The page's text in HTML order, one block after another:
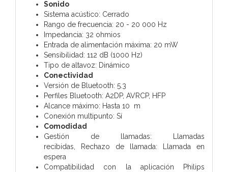
Sonido
Sistema acústico: Cerrado
Rango de frecuencia: 20 - 20 000 Hz
Impedancia: 32 ohmios
Entrada de alimentación máxima: 20 mW
Sensibilidad: 112 dB (1000 Hz)
Tipo de altavoz: Dinámico
Conectividad
Versión de Bluetooth: 5.3
Perfiles Bluetooth: A2DP, AVRCP, HFP
Alcance máximo: Hasta 10 m
Conexión multipunto: Sí
Comodidad
Gestión de llamadas: Llamadas
recibidas, Rechazo de llamada: Llamada en
espera
Compatibilidad con la aplicación Philips